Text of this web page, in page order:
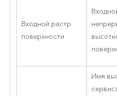
Входной растр
поверхности
Имя